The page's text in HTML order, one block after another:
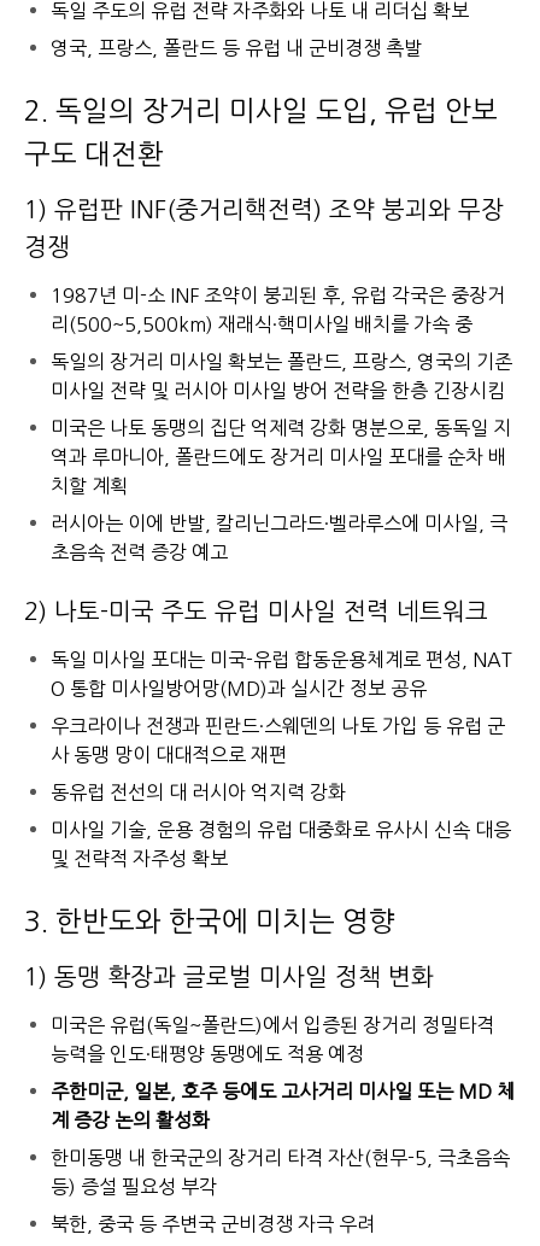
독일 주도의 유럽 전략 자주화와 나토 내 리더십 확보
영국, 프랑스, 폴란드 등 유럽 내 군비경쟁 촉발
2. 독일의 장거리 미사일 도입, 유럽 안보
구도 대전환
1) 유럽판 INF(중거리핵전력) 조약 붕괴와 무장
경쟁
1987년 미-소 INF 조약이 붕괴된 후, 유럽 각국은 중장거
리(500~5,500km) 재래식·핵미사일 배치를 가속 중
독일의 장거리 미사일 확보는 폴란드, 프랑스, 영국의 기존
미사일 전략 및 러시아 미사일 방어 전략을 한층 긴장시킴
미국은 나토 동맹의 집단 억제력 강화 명분으로, 동독일 지
역과 루마니아, 폴란드에도 장거리 미사일 포대를 순차 배
치할 계획
러시아는 이에 반발, 칼리닌그라드·벨라루스에 미사일, 극
초음속 전력 증강 예고
2) 나토-미국 주도 유럽 미사일 전력 네트워크
독일 미사일 포대는 미국-유럽 합동운용체계로 편성, NAT
O 통합 미사일방어망(MD)과 실시간 정보 공유
우크라이나 전쟁과 핀란드·스웨덴의 나토 가입 등 유럽 군
사 동맹 망이 대대적으로 재편
동유럽 전선의 대 러시아 억지력 강화
미사일 기술, 운용 경험의 유럽 대중화로 유사시 신속 대응
및 전략적 자주성 확보
3. 한반도와 한국에 미치는 영향
1) 동맹 확장과 글로벌 미사일 정책 변화
미국은 유럽(독일~폴란드)에서 입증된 장거리 정밀타격
능력을 인도·태평양 동맹에도 적용 예정
주한미군, 일본, 호주 등에도 고사거리 미사일 또는 MD 체
계 증강 논의 활성화
한미동맹 내 한국군의 장거리 타격 자산(현무-5, 극초음속
등) 증설 필요성 부각
북한, 중국 등 주변국 군비경쟁 자극 우려